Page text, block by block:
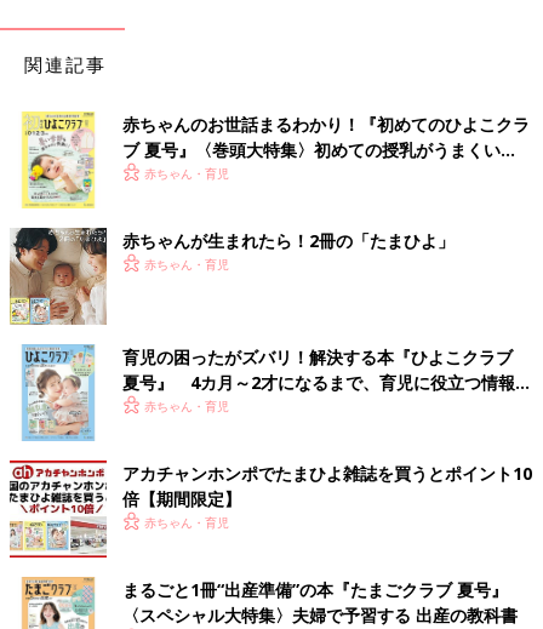
関連記事
赤ちゃんのお世話まるわかり！『初めてのひよこクラ
ブ 夏号』〈巻頭大特集〉初めての授乳がうまくい
く！ おっぱい・ミルクの基本と夏のトラブル 解決テ
赤ちゃん・育児
赤ちゃんが生まれたら！2冊の「たまひよ」
赤ちゃん・育児
育児の困ったがズバリ！解決する本『ひよこクラブ
夏号』 4カ月～2才になるまで、育児に役立つ情報が
いっぱい！
赤ちゃん・育児
アカチャンホンポでたまひよ雑誌を買うとポイント10
倍【期間限定】
赤ちゃん・育児
まるごと1冊“出産準備”の本『たまごクラブ 夏号』
〈スペシャル大特集〉夫婦で予習する 出産の教科書